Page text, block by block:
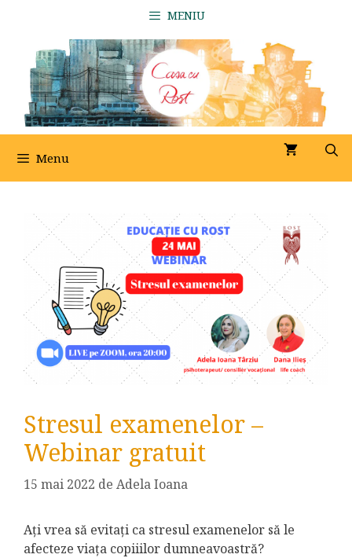
conținut
MENIU
Menu
Stresul examenelor –
Webinar gratuit
15 mai 2022 de Adela Ioana
Ați vrea să evitați ca stresul examenelor să le
afecteze viața copiiilor dumneavoastră?